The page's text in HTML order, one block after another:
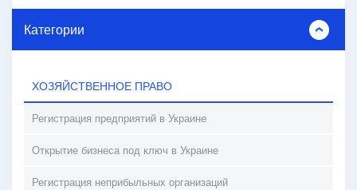
Категории
ХОЗЯЙСТВЕННОЕ ПРАВО
Регистрация предприятий в Украине
Открытие бизнеса под ключ в Украине
Регистрация неприбыльных организаций